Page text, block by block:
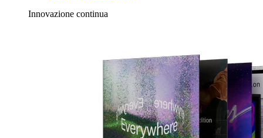
Innovazione continua